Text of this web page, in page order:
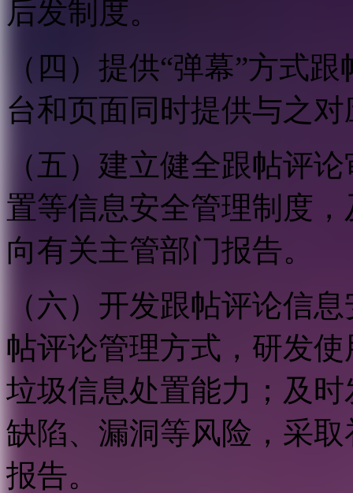
后发制度。
（四）提供“弹幕”方式
台和页面同时提供与之
（五）建立健全跟帖评
置等信息安全管理制度
向有关主管部门报告。
（六）开发跟帖评论信
帖评论管理方式，研发
垃圾信息处置能力；及
缺陷、漏洞等风险，采
报告。